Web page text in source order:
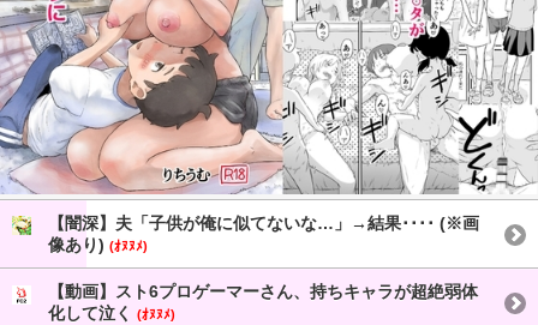
【闇深】夫「子供が俺に似てないな…」→結果････ (※画
像あり) (ｵﾇﾇﾒ)
【動画】スト6プロゲーマーさん、持ちキャラが超絶弱体
化して泣く
(ｵﾇﾇﾒ)